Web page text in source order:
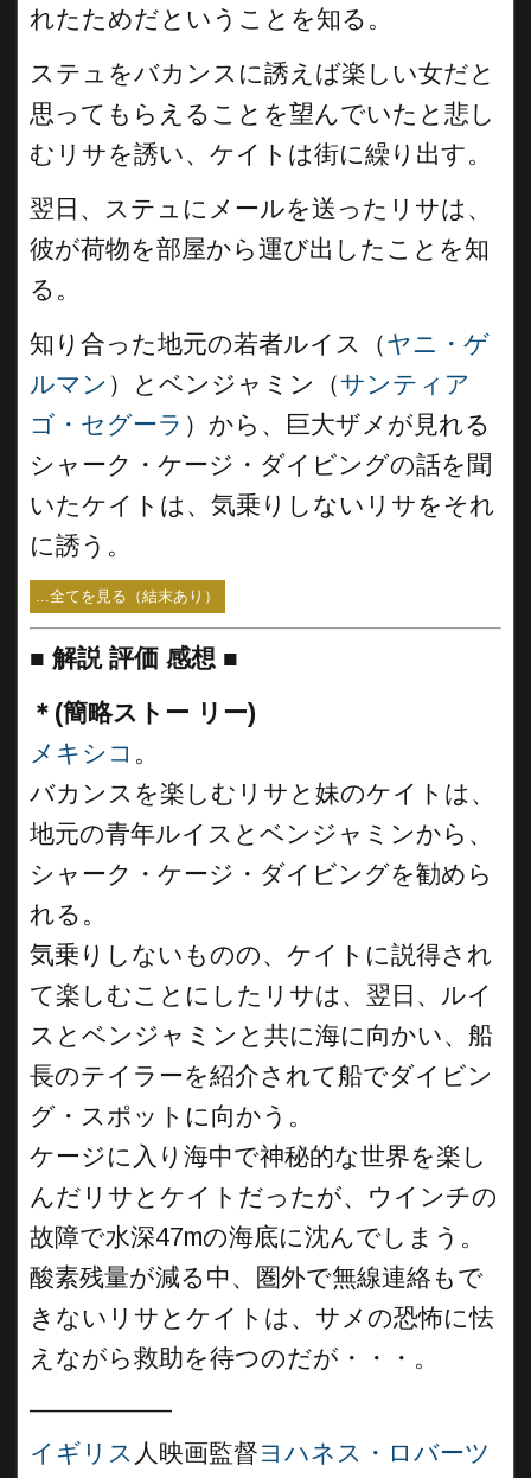
れたためだということを知る。
ステュをバカンスに誘えば楽しい女だと
思ってもらえることを望んでいたと悲し
むリサを誘い、ケイトは街に繰り出す。
翌日、ステュにメールを送ったリサは、
彼が荷物を部屋から運び出したことを知
る。
知り合った地元の若者ルイス（ヤニ・ゲ
ルマン ）とベンジャミン（サンティア
ゴ・セグーラ ）から、巨大ザメが見れる
シャーク・ケージ・ダイビングの話を聞
いたケイトは、気乗りしないリサをそれ
に誘う。
...全てを見る（結末あり）
■ 解説 評価 感想 ■
＊(簡略ストー リー)
メキシコ 。
バカンスを楽しむリサと妹のケイトは、
地元の青年ルイスとベンジャミンから、
シャーク・ケージ・ダイビングを勧めら
れる。
気乗りしないものの、ケイトに説得され
て楽しむことにしたリサは、翌日、ルイ
スとベンジャミンと共に海に向かい、船
長のテイラーを紹介されて船でダイビン
グ・スポットに向かう。
ケージに入り海中で神秘的な世界を楽し
んだリサとケイトだったが、ウインチの
故障で水深47mの海底に沈んでしまう。
酸素残量が減る中、圏外で無線連絡もで
きないリサとケイトは、サメの恐怖に怯
えながら救助を待つのだが・・・。
イギリス 人映画監督ヨハネス・ロバーツ